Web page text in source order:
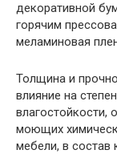
декоративной
горячим
меламиновая
Толщина и
влияние на
влагостойкости,
моющих
мебели, в состав